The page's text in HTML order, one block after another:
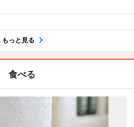
もっと見る
食べる